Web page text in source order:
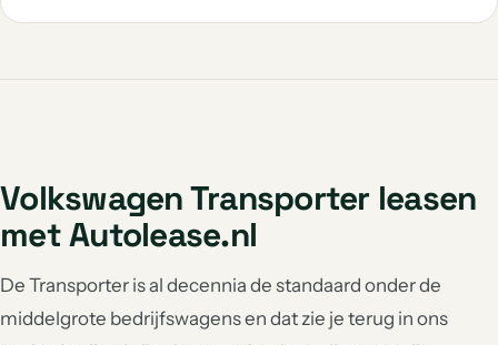
Volkswagen Transporter leasen
met Autolease.nl
De Transporter is al decennia de standaard onder de
middelgrote bedrijfswagens en dat zie je terug in ons